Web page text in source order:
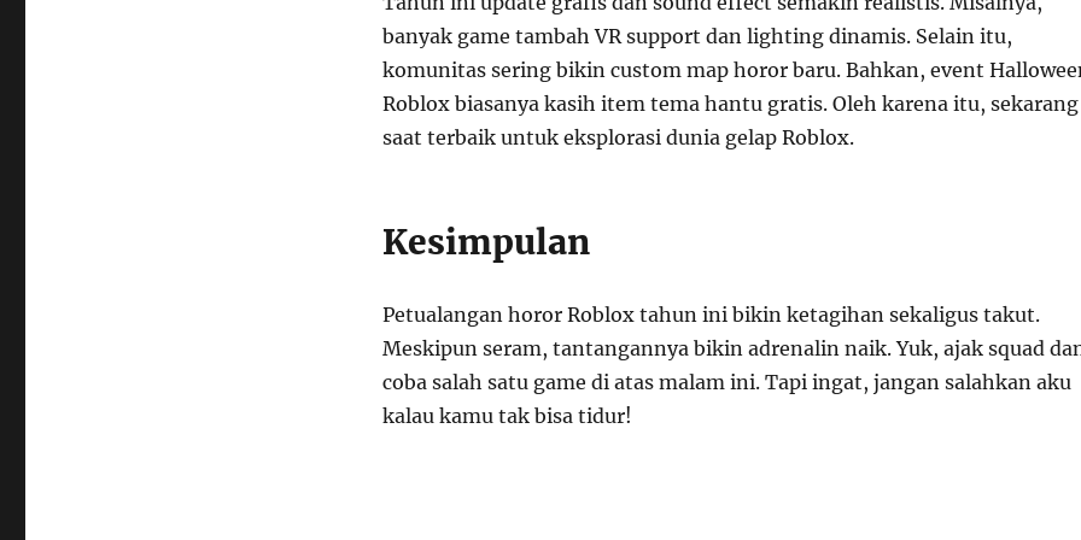
banyak game tambah VR support dan lighting dinamis. Selain itu,
komunitas sering bikin custom map horor baru. Bahkan, event
Roblox biasanya kasih item tema hantu gratis. Oleh karena itu, sekarang
saat terbaik untuk eksplorasi dunia gelap Roblox.
Kesimpulan
Petualangan horor Roblox tahun ini bikin ketagihan sekaligus takut.
Meskipun seram, tantangannya bikin adrenalin naik. Yuk, ajak squad
coba salah satu game di atas malam ini. Tapi ingat, jangan salahkan aku
kalau kamu tak bisa tidur!